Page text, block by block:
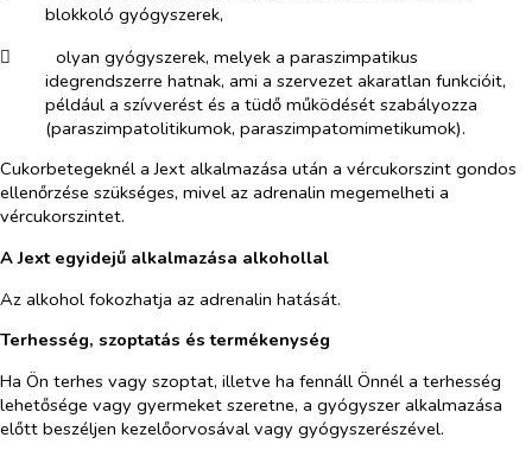
blokkoló gyógyszerek,
​
olyan gyógyszerek, melyek a paraszimpatikus
idegrendszerre hatnak, ami a szervezet akaratlan funkcióit,
például a szívverést és a tüdő működését szabályozza
(paraszimpatolitikumok, paraszimpatomimetikumok).
Cukorbetegeknél a Jext alkalmazása után a vércukorszint gondos
ellenőrzése szükséges, mivel az adrenalin megemelheti a
vércukorszintet.
A Jext egyidejű alkalmazása alkohollal
Az alkohol fokozhatja az adrenalin hatását.
Terhesség, szoptatás és termékenység
Ha Ön terhes vagy szoptat, illetve ha fennáll Önnél a terhesség
lehetősége vagy gyermeket szeretne, a gyógyszer alkalmazása
előtt beszéljen kezelőorvosával vagy gyógyszerészével.